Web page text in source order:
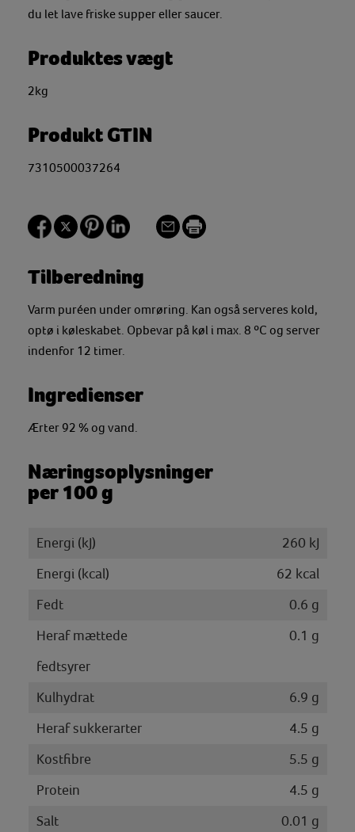
du let lave friske supper eller saucer.
Produktes vægt
2kg
Produkt GTIN
7310500037264
Tilberedning
Varm puréen under omrøring. Kan også serveres kold,
optø i køleskabet. Opbevar på køl i max. 8 ºC og server
indenfor 12 timer.
Ingredienser
Ærter 92 % og vand.
Næringsoplysninger
per 100 g
Energi (kJ)
260 kJ
Energi (kcal)
62 kcal
Fedt
0.6 g
Heraf mættede
fedtsyrer
0.1 g
Kulhydrat
6.9 g
Heraf sukkerarter
4.5 g
Kostfibre
5.5 g
Protein
4.5 g
Salt
0.01 g